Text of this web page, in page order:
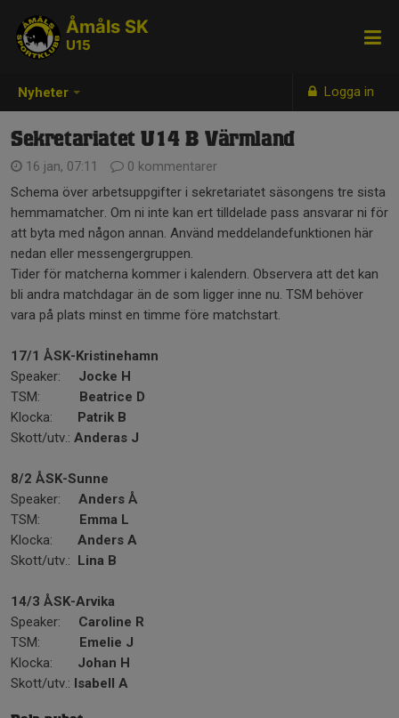
Nyheter Logga in
Åmåls SK
U15
Sekretariatet U14 B Värmland
16 jan, 07:11
0 kommentarer
Schema över arbetsuppgifter i sekretariatet säsongens tre sista
hemmamatcher. Om ni inte kan ert tilldelade pass ansvarar ni för
att byta med någon annan. Använd meddelandefunktionen här
nedan eller messengergruppen.
Tider för matcherna kommer i kalendern. Observera att det kan
bli andra matchdagar än de som ligger inne nu. TSM behöver
vara på plats minst en timme före matchstart.
17/1 ÅSK-Kristinehamn
Speaker: Jocke H
TSM: Beatrice D
Klocka: Patrik B
Skott/utv.: Anderas J
8/2 ÅSK-Sunne
Speaker: Anders Å
TSM: Emma L
Klocka: Anders A
Skott/utv.: Lina B
14/3 ÅSK-Arvika
Speaker: Caroline R
TSM: Emelie J
Klocka: Johan H
Skott/utv.: Isabell A